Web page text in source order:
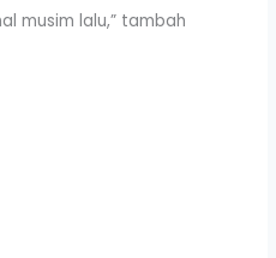
musim lalu,” tambah